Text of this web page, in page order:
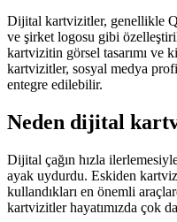
Dijital kartvizitler, genellikle
ve şirket logosu gibi
kartvizitin görsel tasarımı ve
kartvizitler, sosyal medya
entegre edilebilir.
Neden dijital
Dijital çağın hızla
ayak uydurdu. Eskiden
kullandıkları en önemli
kartvizitler hayatımızda çok